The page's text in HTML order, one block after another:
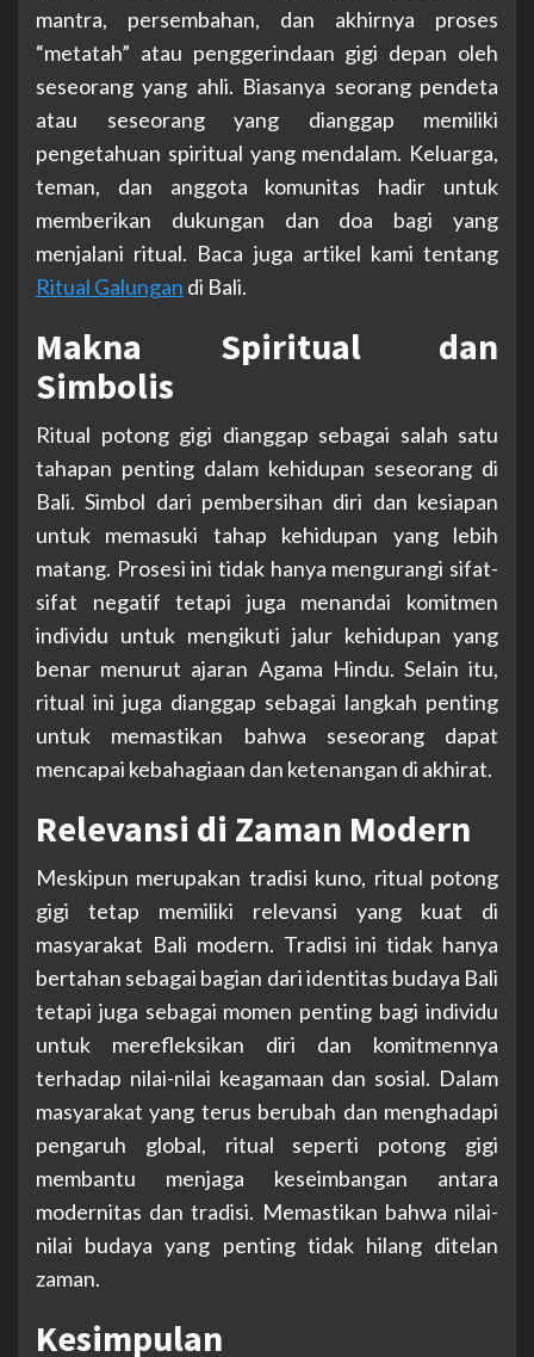
mantra, persembahan, dan akhirnya proses
“metatah” atau penggerindaan gigi depan oleh
seseorang yang ahli. Biasanya seorang pendeta
atau seseorang yang dianggap memiliki
pengetahuan spiritual yang mendalam. Keluarga,
teman, dan anggota komunitas hadir untuk
memberikan dukungan dan doa bagi yang
menjalani ritual. Baca juga artikel kami tentang
Ritual Galungan di Bali.
Makna Spiritual dan
Simbolis
Ritual potong gigi dianggap sebagai salah satu
tahapan penting dalam kehidupan seseorang di
Bali. Simbol dari pembersihan diri dan kesiapan
untuk memasuki tahap kehidupan yang lebih
matang. Prosesi ini tidak hanya mengurangi sifat-
sifat negatif tetapi juga menandai komitmen
individu untuk mengikuti jalur kehidupan yang
benar menurut ajaran Agama Hindu. Selain itu,
ritual ini juga dianggap sebagai langkah penting
untuk memastikan bahwa seseorang dapat
mencapai kebahagiaan dan ketenangan di akhirat.
Relevansi di Zaman Modern
Meskipun merupakan tradisi kuno, ritual potong
gigi tetap memiliki relevansi yang kuat di
masyarakat Bali modern. Tradisi ini tidak hanya
bertahan sebagai bagian dari identitas budaya Bali
tetapi juga sebagai momen penting bagi individu
untuk merefleksikan diri dan komitmennya
terhadap nilai-nilai keagamaan dan sosial. Dalam
masyarakat yang terus berubah dan menghadapi
pengaruh global, ritual seperti potong gigi
membantu menjaga keseimbangan antara
modernitas dan tradisi. Memastikan bahwa nilai-
nilai budaya yang penting tidak hilang ditelan
zaman.
Kesimpulan